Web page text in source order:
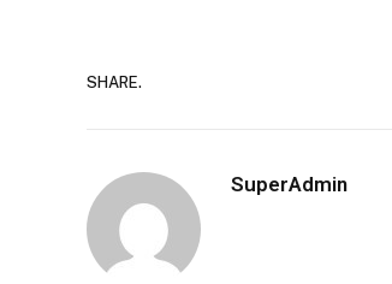
SHARE.
SuperAdmin